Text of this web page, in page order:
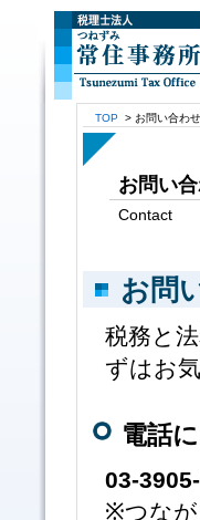
TOP > お問い合わせ
お問い
Contact
お問
税務と
ずはお
電話
03-
※つなが